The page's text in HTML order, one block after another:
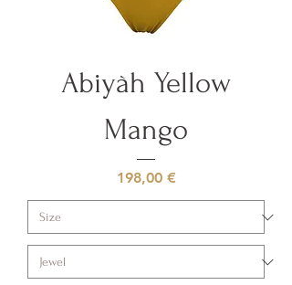
Abiyàh Yellow
Mango
Prezzo
198,00 €